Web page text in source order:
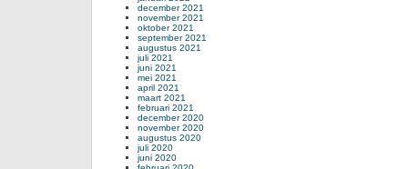
december 2021
november 2021
oktober 2021
september 2021
augustus 2021
juli 2021
juni 2021
mei 2021
april 2021
maart 2021
februari 2021
december 2020
november 2020
augustus 2020
juli 2020
juni 2020